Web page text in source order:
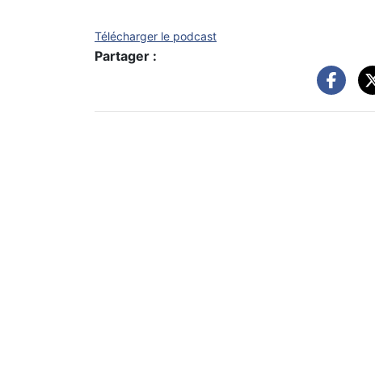
Télécharger le podcast
Partager :